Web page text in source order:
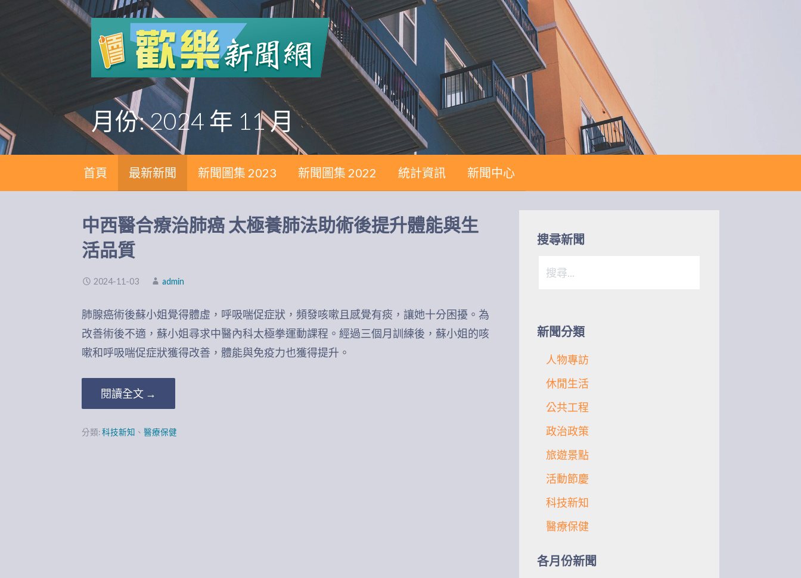
月份: 2024 年 11 月
首頁 最新新聞 新聞圖集 2023 新聞圖集 2022 統計資訊 新聞中心
中西醫合療治肺癌 太極養肺法助術後提升體能與生
活品質
2024-11-03 admin
肺腺癌術後蘇小姐覺得體虛，呼吸喘促症狀，頻發咳嗽且感覺有痰，讓她十分困擾。為
改善術後不適，蘇小姐尋求中醫內科太極拳運動課程。經過三個月訓練後，蘇小姐的咳
嗽和呼吸喘促症狀獲得改善，體能與免疫力也獲得提升。
閱讀全文 →
分類:科技新知 、醫療保健
搜尋新聞
尋
字:
新聞分類
人物專訪
休閒生活
公共工程
政治政策
旅遊景點
活動節慶
科技新知
醫療保健
各月份新聞